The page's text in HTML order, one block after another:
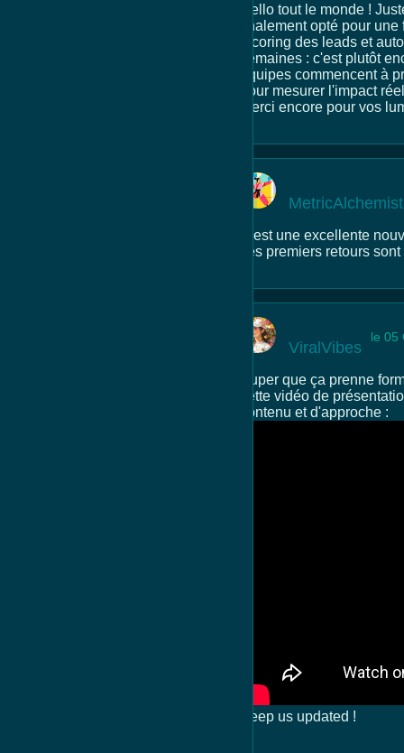
Hello tout le monde !
finalement opté pour
(scoring des leads et
semaines : c'est plutôt
équipes commencent à
pour mesurer l'impact
Merci encore pour vos
C'est une excellente
ces premiers retours
ViralVibes
le 05
Super que ça prenne
cette vidéo de
contenu et d'approche :
Keep us updated !